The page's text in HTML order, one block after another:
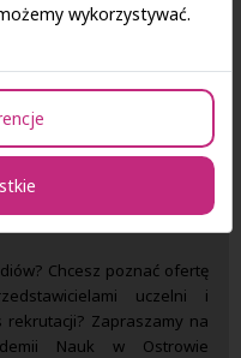
Nauk w
Chcesz poznać ofertę
uczelni i
Zapraszamy na
Nauk w Ostrowie
wykorzystywać.